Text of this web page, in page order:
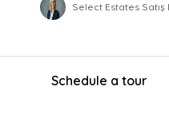
Select Estates Satış
Schedule a tour